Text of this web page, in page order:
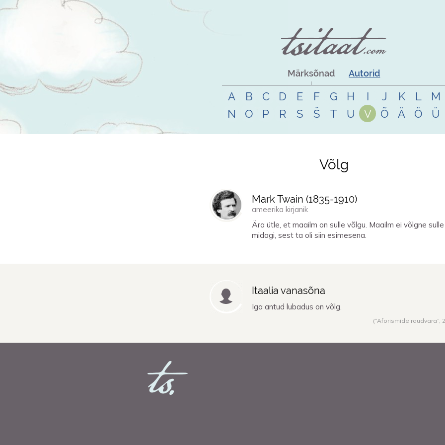
Märksõnad Autorid
A B C D E F G H I J K L
M
N
O P R S Š T U V Õ Ä Ö Ü
Võlg
Mark Twain (1835-1910)
ameerika kirjanik
Ära ütle, et maailm on sulle võlgu. Maailm ei võlgne sulle
midagi, sest ta oli siin esimesena.
Itaalia vanasõna
Iga antud lubadus on võlg.
(“Aforismide raudvara”,